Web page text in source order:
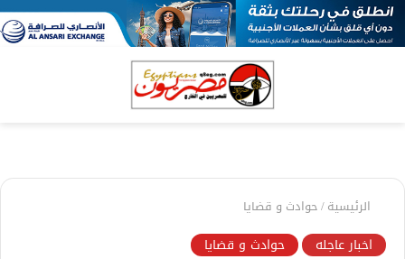
الرئيسية/حوادث و قضايا
اخبار عاجله حوادث و قضايا